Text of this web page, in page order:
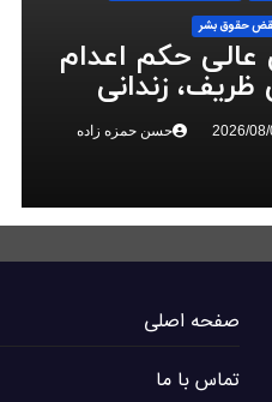
حقوق بشر
عالی حکم اعدام
زندانی
ملی، را تایید کرد
حسن حمزه زاده
صفحه اصلی
تماس با ما